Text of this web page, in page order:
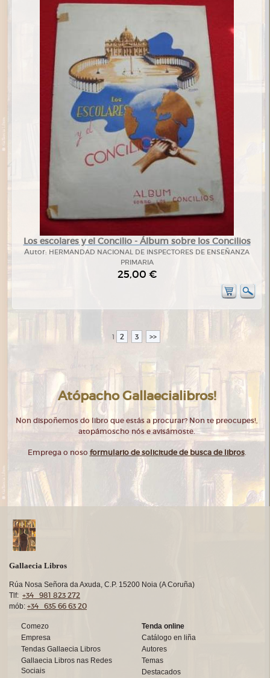
Los escolares y el Concilio - Álbum sobre los Concilios
Autor: HERMANDAD NACIONAL DE INSPECTORES DE ENSEÑANZA
PRIMARIA
25,00 €
1 2 3 >>
Atópacho Gallaecialibros!
Non dispoñemos do libro que estás a procurar? Non te preocupes!,
atopámoscho nós e avisámoste.
Emprega o noso formulario de solicitude de busca de libros.
Gallaecia Libros
Rúa Nosa Señora da Axuda, C.P. 15200 Noia (A Coruña)
Tlf: +34 981 823 272
mób: +34 635 66 63 20
Comezo
Empresa
Tendas Gallaecia Libros
Gallaecia Libros nas Redes
Sociais
Tenda online
Catálogo en liña
Autores
Temas
Destacados